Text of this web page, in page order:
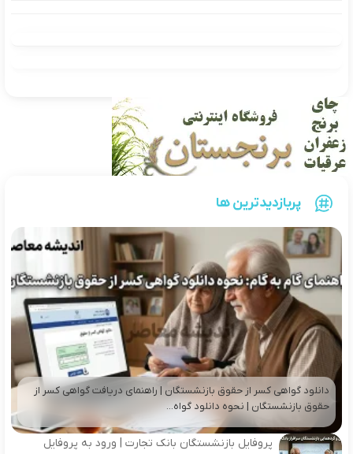
پربازدیدترین ها
دانلود گواهی کسر از حقوق بازنشستگان | راهنمای دریافت گواهی کسر از
حقوق بازنشستگان | نحوه دانلود گواه...
پروفایل بازنشستگان بانک تجارت | ورود به پروفایل